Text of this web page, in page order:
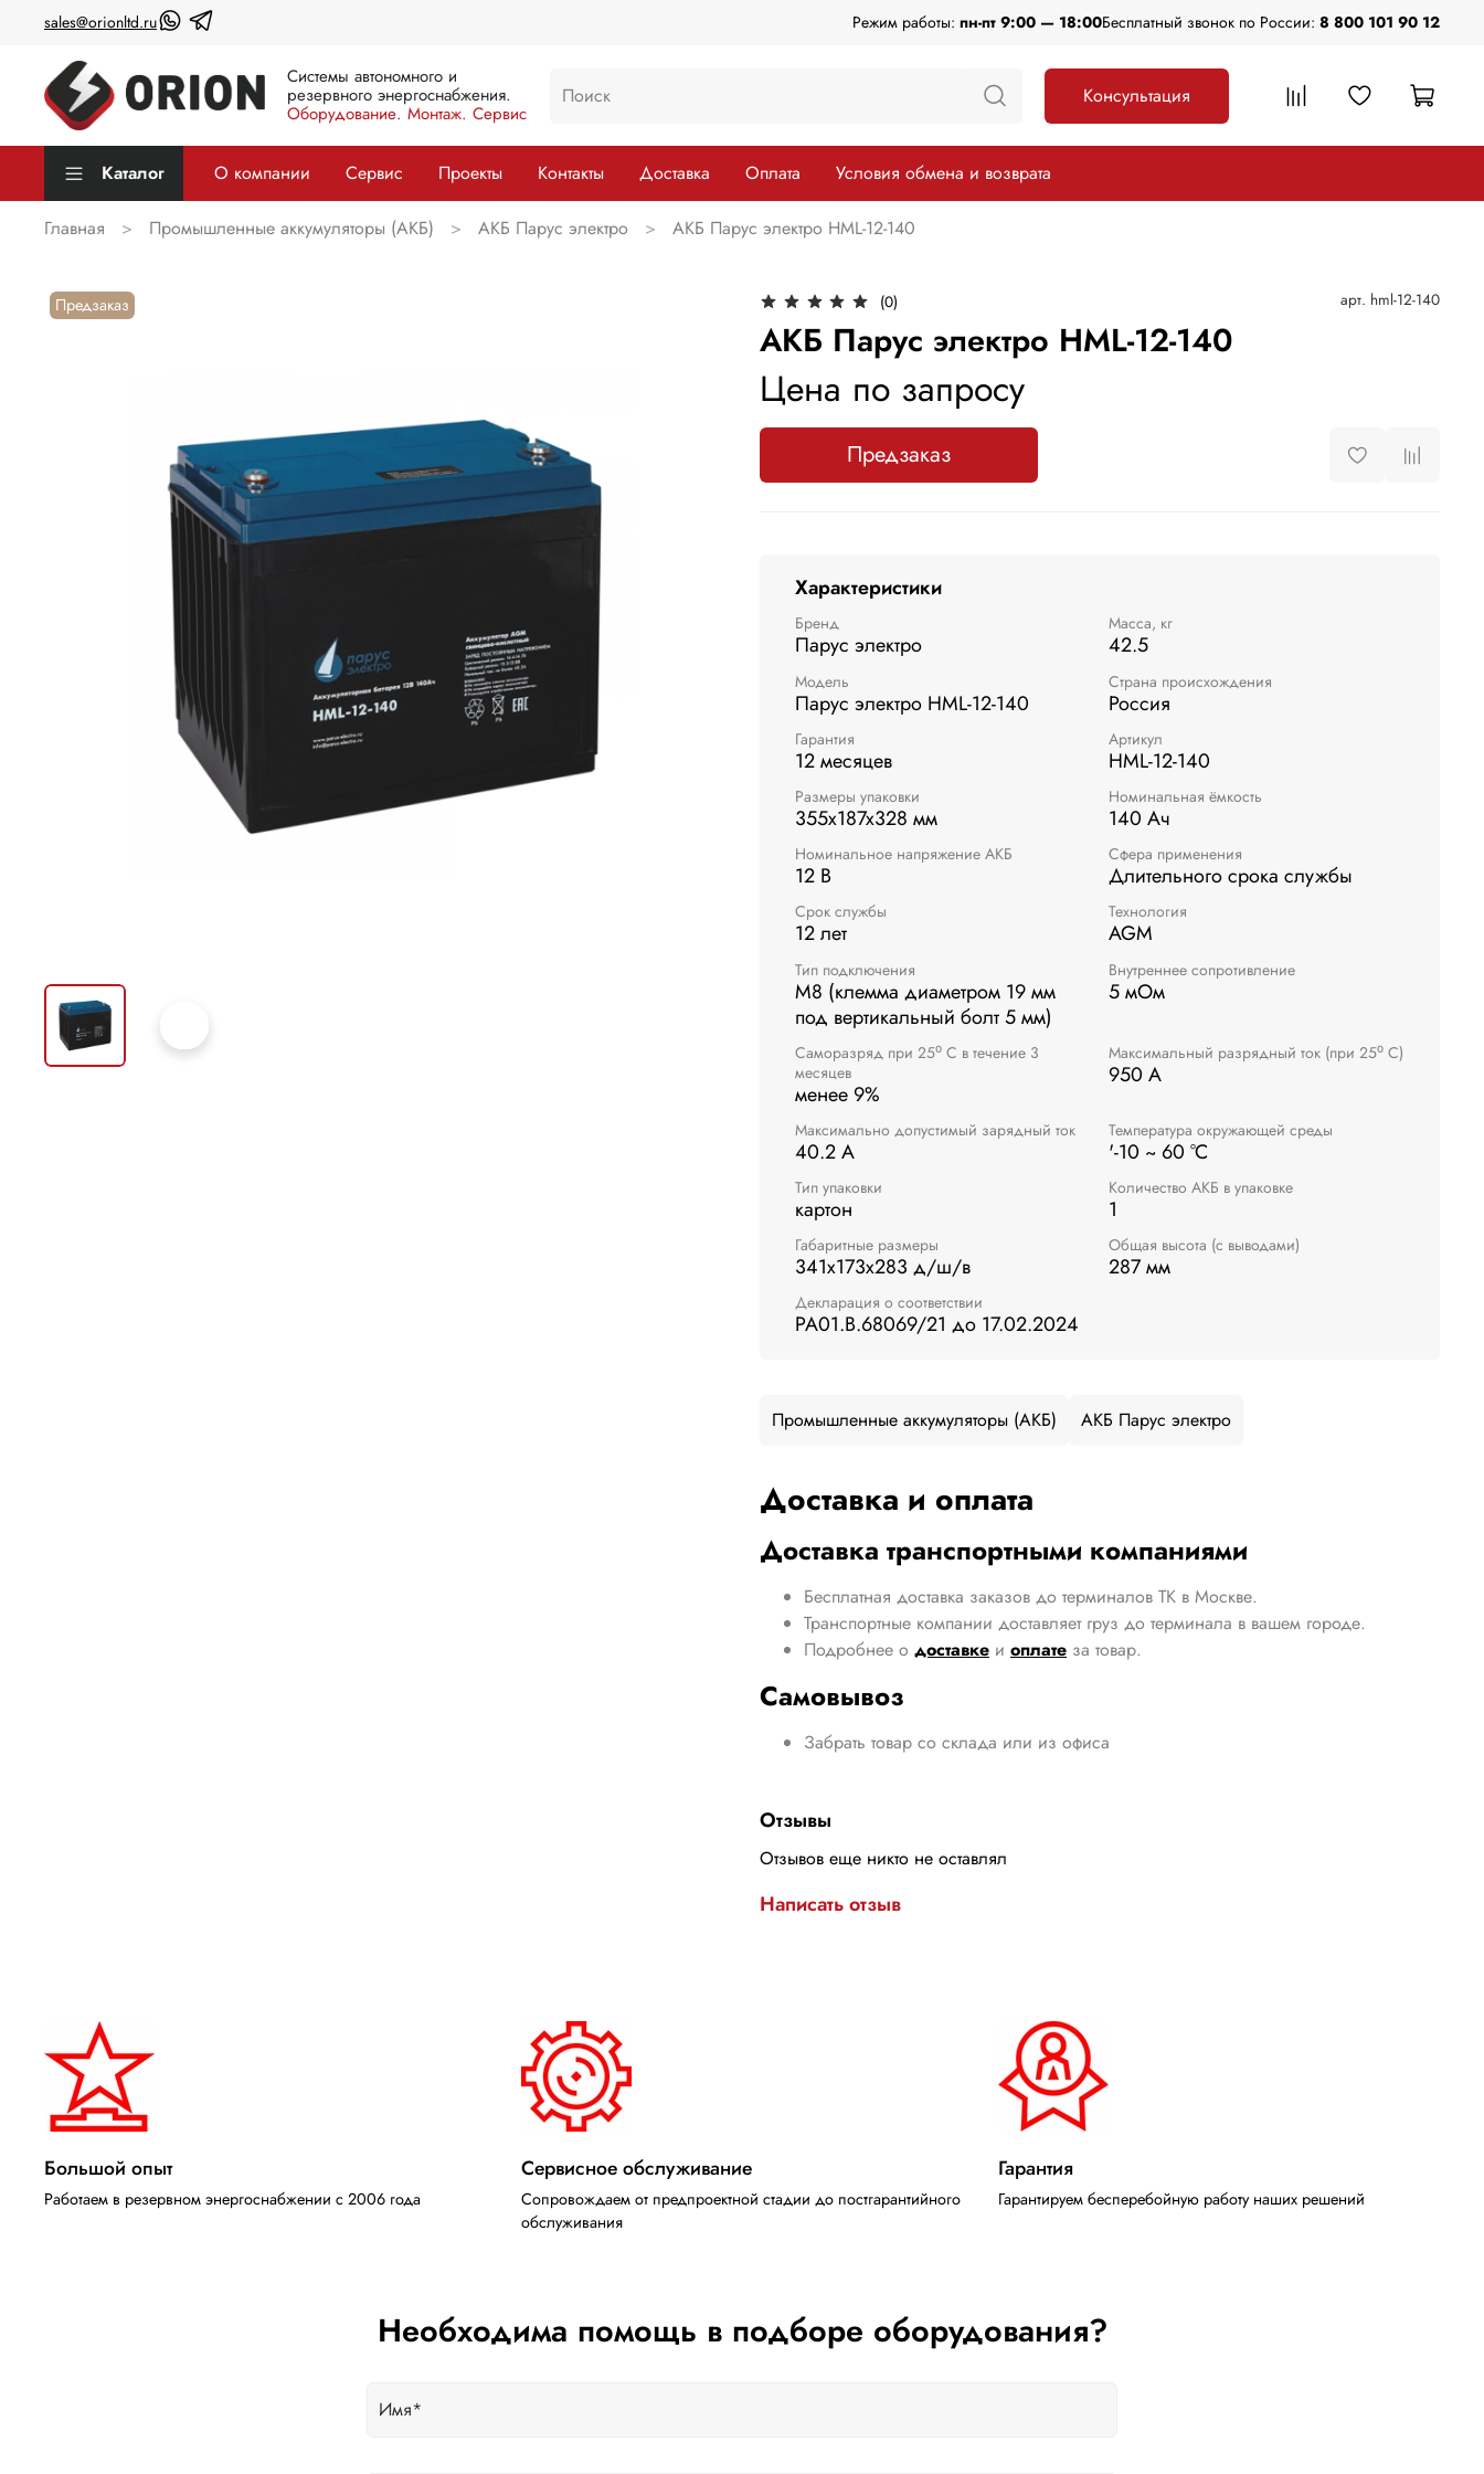
sales@orionltd.ru Режим работы: пн-пт 9:00 — 18:00Бесплатный звонок по России: 8 800 101 90 12
Системы автономного и
резервного энергоснабжения.
Оборудование. Монтаж. Сервис
Консультация
Каталог О компании Сервис Проекты Контакты Доставка Оплата Условия обмена и возврата
Главная Промышленные аккумуляторы (АКБ) АКБ Парус электро АКБ Парус электро HML-12-140
Предзаказ (0) арт. hml-12-140
АКБ Парус электро HML-12-140
Цена по запросу
Предзаказ
Характеристики
Бренд
Парус электро
Масса, кг
42.5
Модель
Парус электро HML-12-140
Страна происхождения
Россия
Гарантия
12 месяцев
Артикул
HML-12-140
Размеры упаковки
355x187x328 мм
Номинальная ёмкость
140 Ач
Номинальное напряжение АКБ
12 В
Сфера применения
Длительного срока службы
Срок службы
12 лет
Технология
AGM
Тип подключения
M8 (клемма диаметром 19 мм
под вертикальный болт 5 мм)
Внутреннее сопротивление
5 мОм
Саморазряд при 25⁰ С в течение 3
месяцев
менее 9%
Максимальный разрядный ток (при 25⁰ С)
950 А
Максимально допустимый зарядный ток
40.2 А
Температура окружающей среды
'-10 ~ 60 °C
Тип упаковки
картон
Количество АКБ в упаковке
1
Габаритные размеры
341x173x283 д/ш/в
Общая высота (с выводами)
287 мм
Декларация о соответствии
РА01.В.68069/21 до 17.02.2024
Промышленные аккумуляторы (АКБ) АКБ Парус электро
Доставка и оплата
Доставка транспортными компаниями
Бесплатная доставка заказов до терминалов ТК в Москве.
Транспортные компании доставляет груз до терминала в вашем городе.
Подробнее о доставке и оплате за товар.
Самовывоз
Забрать товар со склада или из офиса
Отзывы
Отзывов еще никто не оставлял
Написать отзыв
Большой опыт
Работаем в резервном энергоснабжении с 2006 года
Сервисное обслуживание
Сопровождаем от предпроектной стадии до постгарантийного
обслуживания
Гарантия
Гарантируем бесперебойную работу наших решений
Необходима помощь в подборе оборудования?